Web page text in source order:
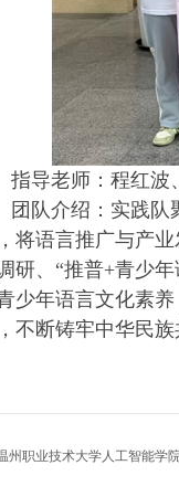
指导老师： 程红波
团队介绍： 实践队
将语言推广与产
研、“推普+青少年
少年语言文化素
不断铸牢中华民族
州职业技术大学人工智能学